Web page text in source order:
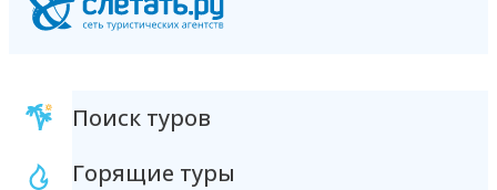
Поиск туров
Горящие туры